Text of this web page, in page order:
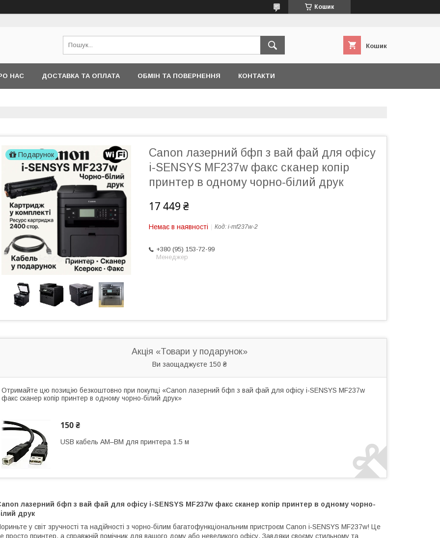
Кошик
Кошик
НАС ДОСТАВКА ТА ОПЛАТА ОБМІН ТА ПОВЕРНЕННЯ КОНТАКТИ
Подарунок
Canon лазерний бфп з вай фай для офісу
i-SENSYS MF237w факс сканер копір
принтер в одному чорно-білий друк
17 449 ₴
Немає в наявності Код: i-mf237w-2
+380 (95) 153-72-99
Менеджер
Акція «Товари у подарунок»
Ви заощаджуєте 150 ₴
Отримайте цю позицію безкоштовно при покупці «Canon лазерний бфп з вай фай для офісу i-SENSYS MF237w
факс сканер копір принтер в одному чорно-білий друк»
150 ₴
USB кабель AM–BM для принтера 1.5 м
лазерний бфп з вай фай для офісу i-SENSYS MF237w факс сканер копір принтер в одному чорно-
друк
у світ зручності та надійності з чорно-білим багатофункціональним пристроєм Canon i-SENSYS MF237w! Це
просто принтер, а справжній помічник для вашого дому або невеликого офісу. Завдяки своєму стильному та